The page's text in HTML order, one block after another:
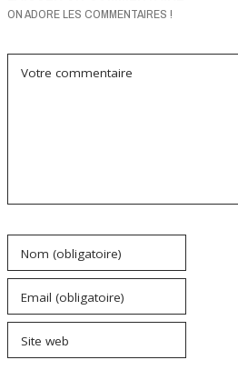
ON ADORE LES COMMENTAIRES !
Votre commentaire
Nom (obligatoire)
Email (obligatoire)
Site web